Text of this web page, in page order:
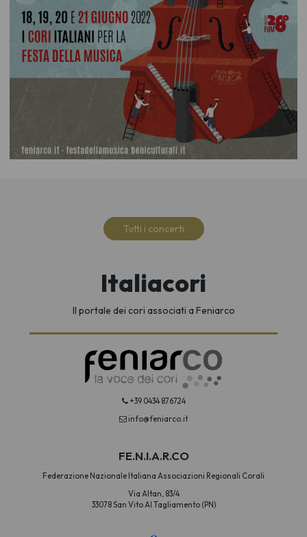
Tutti i concerti
Italiacori
Il portale dei cori associati a Feniarco
+39 0434 876724
info@feniarco.it
FE.N.I.A.R.CO
Federazione Nazionale Italiana Associazioni Regionali Corali
Via Altan, 83/4
33078 San Vito Al Tagliamento (PN)